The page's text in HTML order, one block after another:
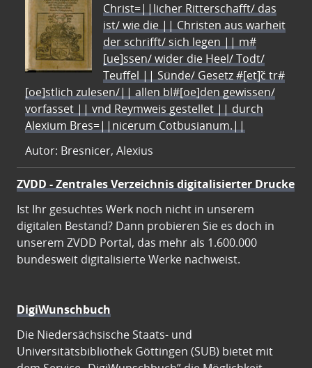
Christ=||licher Ritterschafft/ das
ist/ wie die || Christen aus warheit
der schrifft/ sich legen || m#
[ue]ssen/ wider die Heel/ Todt/
Teuffel || Sünde/ Gesetz #[et]c̃ tr#
[oe]stlich zulesen/|| allen bl#[oe]den gewissen/
vorfasset || vnd Reymweis gestellet || durch
Alexium Bres=||nicerum Cotbusianum.||
Autor: Bresnicer, Alexius
ZVDD - Zentrales Verzeichnis digitalisierter Drucke
Ist Ihr gesuchtes Werk noch nicht in unserem
digitalen Bestand? Dann probieren Sie es doch in
unserem ZVDD Portal, das mehr als 1.600.000
bundesweit digitalisierte Werke nachweist.
DigiWunschbuch
Die Niedersächsische Staats- und
Universitätsbibliothek Göttingen (SUB) bietet mit